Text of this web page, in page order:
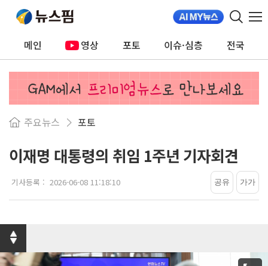
메인 영상 포토 이슈·심층 전국
주요뉴스 포토
이재명 대통령의 취임 1주년 기자회견
기사등록 : 2026-06-08 11:18:10 공유 가가